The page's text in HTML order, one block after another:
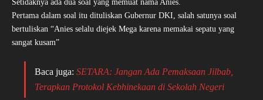
Setidaknya ada dua soal yang memuat nama Anies.
Pertama dalam soal itu dituliskan Gubernur DKI, salah satunya soal
bertuliskan “Anies selalu diejek Mega karena memakai sepatu yang
sangat kusam”
Baca juga: SETARA: Jangan Ada Pemaksaan Jilbab,
Terapkan Protokol Kebhinekaan di Sekolah Negeri